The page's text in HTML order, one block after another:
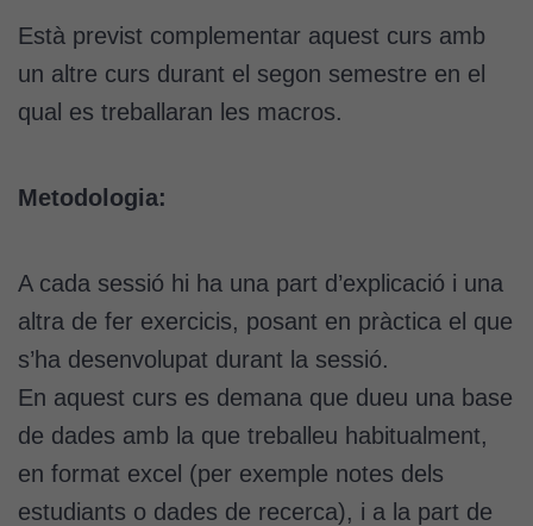
Està previst complementar aquest curs amb
un altre curs durant el segon semestre en el
qual es treballaran les macros.
Metodologia:
A cada sessió hi ha una part d’explicació i una
altra de fer exercicis, posant en pràctica el que
s’ha desenvolupat durant la sessió.
En aquest curs es demana que dueu una base
de dades amb la que treballeu habitualment,
en format excel (per exemple notes dels
estudiants o dades de recerca), i a la part de